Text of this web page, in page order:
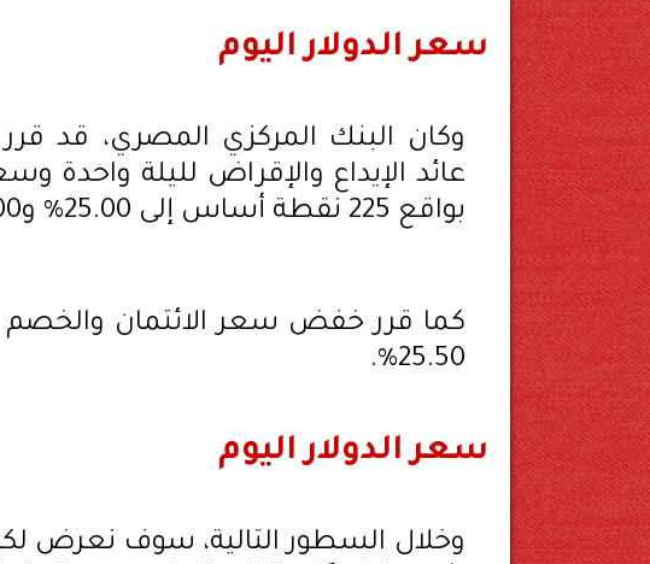
سعر الدولار اليوم
وكان البنك المركزي المصري، قد
عائد الإيداع والإقراض لليلة واحدة
بواقع 225 نقطة أساس إلى 25.00% و26.00% و25.50%، على الترتيب.
25.50%.
سعر الدولار اليوم
وخلال السطور التالية، سوف نعرض